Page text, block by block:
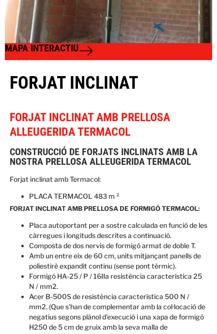
MAPA INTERACTIU
FORJAT INCLINAT
FORJAT INCLINAT AMB PRELLOSA
ALLEUGERIDA TERMACOL
CONSTRUCCIÓ DE FORJATS INCLINATS AMB LA
NOSTRA PRELLOSA ALLEUGERIDA TERMACOL
Forjat inclinat amb Termacol:
PLACA TERMACOL 483 m ²
FORJAT INCLINAT AMB PRELLOSA DE FORMIGÓ TERMACOL:
Placa autoportant per a sostre calculada en funció de les
càrregues i longituds descrites a continuació.
Composta de dos nervis de formigó armat de doble T.
Amb un entre eix de 60 cm, units mitjançant panells de
poliestirè expandit continu (sense pont tèrmic).
Formigó HA-25 / P / 16IIa resistència característica 25
N / mm2.
Acer B-500S de resistència característica 500 N /
mm2. (Que s’han de complementar amb la col·locació de
negatius segons plànol d’execució i una xapa de formigó
H250 de 5 cm de gruix amb la seva malla de